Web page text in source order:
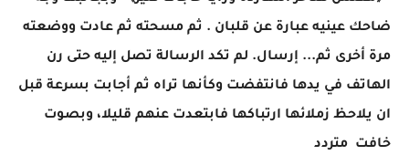
ضاحك عينيه عبارة عن قلبان . ثم مسحته ثم عادت ووضعته
مرة أخرى ثم... إرسال. لم تكد الرسالة تصل إليه حتى رن
الهاتف في يدها فانتفضت وكأنها تراه ثم أجابت بسرعة قبل
ان يلاحظ زملائها ارتباكها فابتعدت عنهم قليلا، وبصوت
خافت متردد